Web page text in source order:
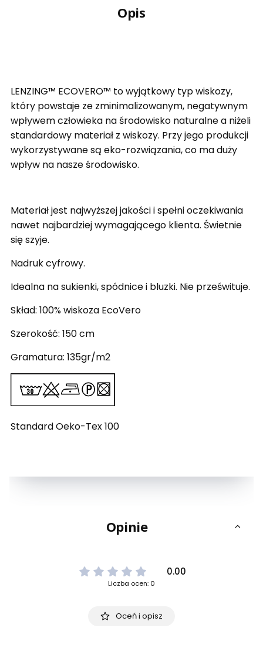
Opis
LENZING™ ECOVERO™ to wyjątkowy typ wiskozy,
który powstaje ze zminimalizowanym, negatywnym
wpływem człowieka na środowisko naturalne a niżeli
standardowy materiał z wiskozy. Przy jego produkcji
wykorzystywane są eko-rozwiązania, co ma duży
wpływ na nasze środowisko.
Materiał jest najwyższej jakości i spełni oczekiwania
nawet najbardziej wymagającego klienta. Świetnie
się szyje.
Nadruk cyfrowy.
Idealna na sukienki, spódnice i bluzki. Nie prześwituje.
Skład: 100% wiskoza EcoVero
Szerokość: 150 cm
Gramatura: 135gr/m2
Standard Oeko-Tex 100
Opinie
0.00
Liczba ocen: 0
Oceń i opisz